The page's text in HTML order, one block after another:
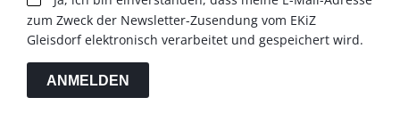
zum Zweck der Newsletter-Zusendung vom EKiZ
Gleisdorf elektronisch verarbeitet und gespeichert wird.
ANMELDEN